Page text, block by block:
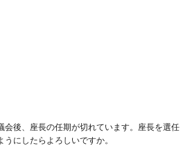
会後、座長の任期が切れています。座長を選任
にしたらよろしいですか。